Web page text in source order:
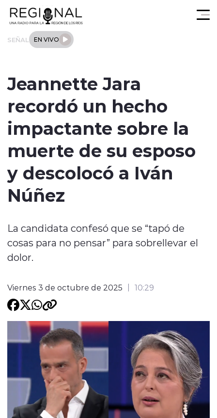
SEÑAL EN VIVO
Tendencias
Internacional
Deportes
Programacion
Jeannette Jara
recordó un hecho
impactante sobre la
muerte de su esposo
y descolocó a Iván
Núñez
La candidata confesó que se “tapó de
cosas para no pensar” para sobrellevar el
dolor.
Viernes 3 de octubre de 2025 10:29